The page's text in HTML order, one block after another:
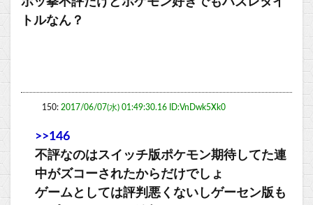
トルなん？
150: 2017/06/07(水) 01:49:30.16 ID:VnDwk5Xk0
>>146
不評なのはスイッチ版ポケモン期待してた連
中がズコーされたからだけでしょ
ゲームとしては評判悪くないしゲーセン版も